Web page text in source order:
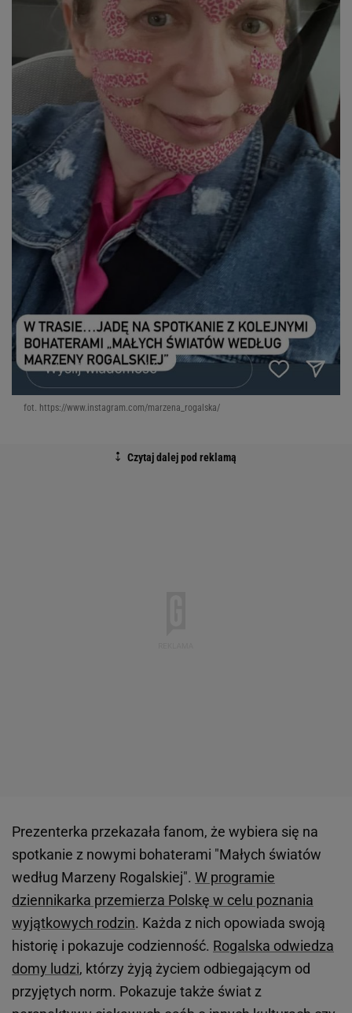
fot. https://www.instagram.com/marzena_rogalska/
Prezenterka przekazała fanom, że wybiera się na
spotkanie z nowymi bohaterami "Małych światów
według Marzeny Rogalskiej". W programie
dziennikarka przemierza Polskę w celu poznania
wyjątkowych rodzin. Każda z nich opowiada swoją
historię i pokazuje codzienność. Rogalska odwiedza
domy ludzi, którzy żyją życiem odbiegającym od
przyjętych norm. Pokazuje także świat z